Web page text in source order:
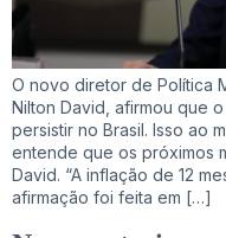
O novo diretor de Política
Nilton David, afirmou que
persistir no Brasil. Isso ao
entende que os próximos
David. “A inflação de 12
afirmação foi feita em […]